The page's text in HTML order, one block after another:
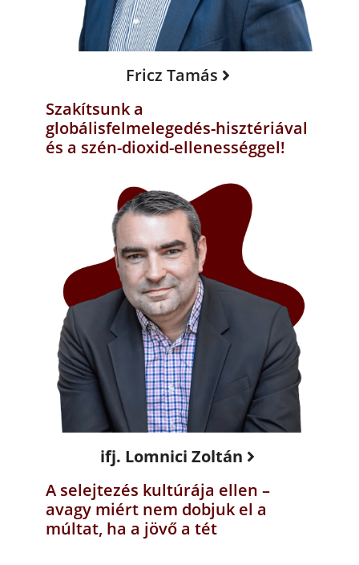
Fricz Tamás
Szakítsunk a
globálisfelmelegedés-hisztériával
és a szén-dioxid-ellenességgel!
ifj. Lomnici Zoltán
A selejtezés kultúrája ellen –
avagy miért nem dobjuk el a
múltat, ha a jövő a tét